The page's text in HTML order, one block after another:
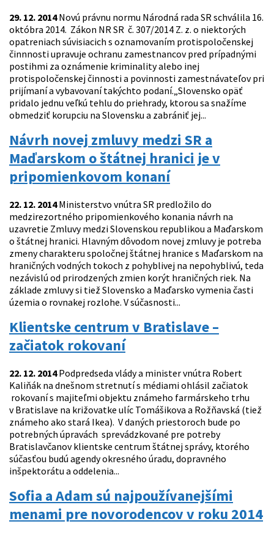
29. 12. 2014Novú právnu normu Národná rada SR schválila 16.
októbra 2014. Zákon NR SR č. 307/2014 Z. z. o niektorých
opatreniach súvisiacich s oznamovaním protispoločenskej
činnnosti upravuje ochranu zamestnancov pred prípadnými
postihmi za oznámenie kriminality alebo inej
protispoločenskej činnosti a povinnosti zamestnávateľov pri
prijímaní a vybavovaní takýchto podaní.„Slovensko opäť
pridalo jednu veľkú tehlu do priehrady, ktorou sa snažíme
obmedziť korupciu na Slovensku a zabrániť jej...
Návrh novej zmluvy medzi SR a
Maďarskom o štátnej hranici je v
pripomienkovom konaní
22. 12. 2014Ministerstvo vnútra SR predložilo do
medzirezortného pripomienkového konania návrh na
uzavretie Zmluvy medzi Slovenskou republikou a Maďarskom
o štátnej hranici. Hlavným dôvodom novej zmluvy je potreba
zmeny charakteru spoločnej štátnej hranice s Maďarskom na
hraničných vodných tokoch z pohyblivej na nepohyblivú, teda
nezávislú od prirodzených zmien korýt hraničných riek. Na
základe zmluvy si tiež Slovensko a Maďarsko vymenia časti
územia o rovnakej rozlohe. V súčasnosti...
Klientske centrum v Bratislave –
začiatok rokovaní
22. 12. 2014Podpredseda vlády a minister vnútra Robert
Kaliňák na dnešnom stretnutí s médiami ohlásil začiatok
rokovaní s majiteľmi objektu známeho farmárskeho trhu
v Bratislave na križovatke ulíc Tomášikova a Rožňavská (tiež
známeho ako stará Ikea). V daných priestoroch bude po
potrebných úpravách sprevádzkované pre potreby
Bratislavčanov klientske centrum štátnej správy, ktorého
súčasťou budú agendy okresného úradu, dopravného
inšpektorátu a oddelenia...
Sofia a Adam sú najpoužívanejšími
menami pre novorodencov v roku 2014